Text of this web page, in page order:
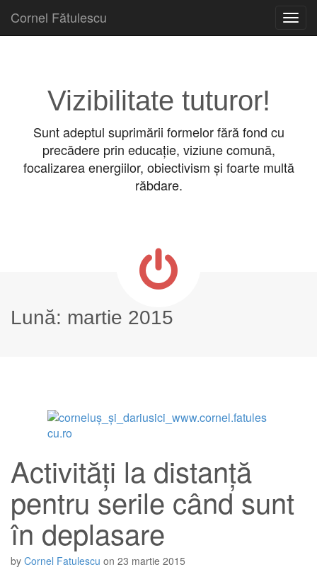
Cornel Fătulescu
Vizibilitate tuturor!
Sunt adeptul suprimării formelor fără fond cu
precădere prin educație, viziune comună,
focalizarea energiilor, obiectivism și foarte multă
răbdare.
Lună: martie 2015
Activități la distanță
pentru serile când sunt
în deplasare
by Cornel Fatulescu on 23 martie 2015